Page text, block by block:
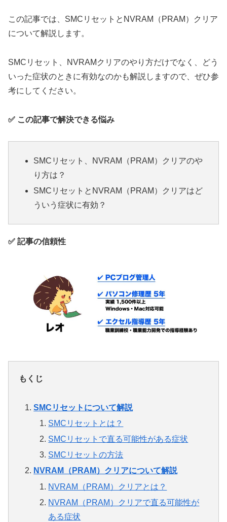
この記事では、SMCリセットとNVRAM（PRAM）クリア
について解説します。
SMCリセット、NVRAMクリアのやり方だけでなく、どう
いった症状のときに有効なのかも解説しますので、ぜひ参
考にしてください。
✅ この記事で解決できる悩み
SMCリセット、NVRAM（PRAM）クリアのや
り方は？
SMCリセットとNVRAM（PRAM）クリアはど
ういう症状に有効？
✅ 記事の信頼性
もくじ
SMCリセットについて解説
SMCリセットとは？
SMCリセットで直る可能性がある症状
SMCリセットの方法
NVRAM（PRAM）クリアについて解説
NVRAM（PRAM）クリアとは？
NVRAM（PRAM）クリアで直る可能性が
ある症状